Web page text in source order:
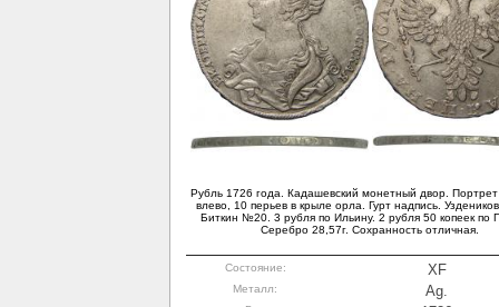
Рубль 1726 года. Кадашевский монетный двор.
влево, 10 перьев в крыле орла. Гурт надпись.
Биткин №20. 3 рубля по Ильину. 2 рубля 50 копеек по
Серебро 28,57г. Сохранность отличная.
Состояние: XF
Металл: Ag.